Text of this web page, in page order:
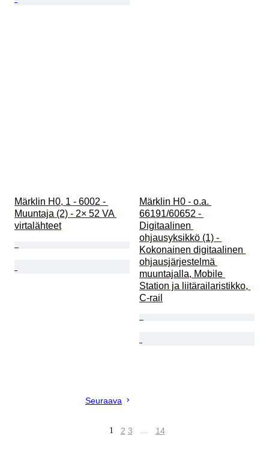
Märklin H0, 1 - 6002 -
Muuntaja (2) - 2× 52 VA
virtalähteet
Märklin H0 - o.a.
66191/60652 -
Digitaalinen
ohjausyksikkö (1) -
Kokonainen digitaalinen
ohjausjärjestelmä
muuntajalla, Mobile
Station ja liitärailaristikko,
C-rail
Seuraava
1 2 3 … 14